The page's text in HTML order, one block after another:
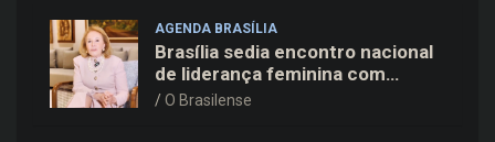
AGENDA BRASÍLIA
Brasília sedia encontro nacional
de liderança feminina com
Janete Vaz, Carla Fonseca e
O Brasilense